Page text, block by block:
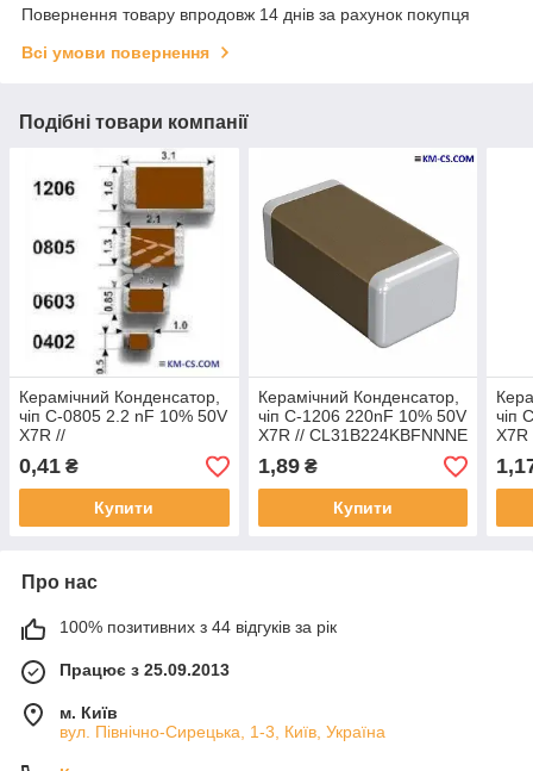
Повернення товару впродовж 14 днів за рахунок покупця
Всі умови повернення
Подібні товари компанії
Керамічний Конденсатор,
чіп C-0805 2.2 nF 10% 50V
X7R //
CL21B222KBANNNC
(Samsung)
0,41 ₴
Купити
Керамічний Конденсатор,
чіп C-1206 220nF 10% 50V
X7R // CL31B224KBFNNNE
(Samsung)
1,89₴
Купити
чіп
X7R
Про нас
100% позитивних з 44 відгуків за рік
Працює з 25.09.2013
м. Київ
вул. Північно-Сирецька, 1-3, Київ, Україна